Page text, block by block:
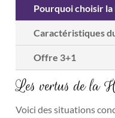
Pourquoi choisir
Caractéristiques
Offre 3+1
Les vertus de la
Voici des situations